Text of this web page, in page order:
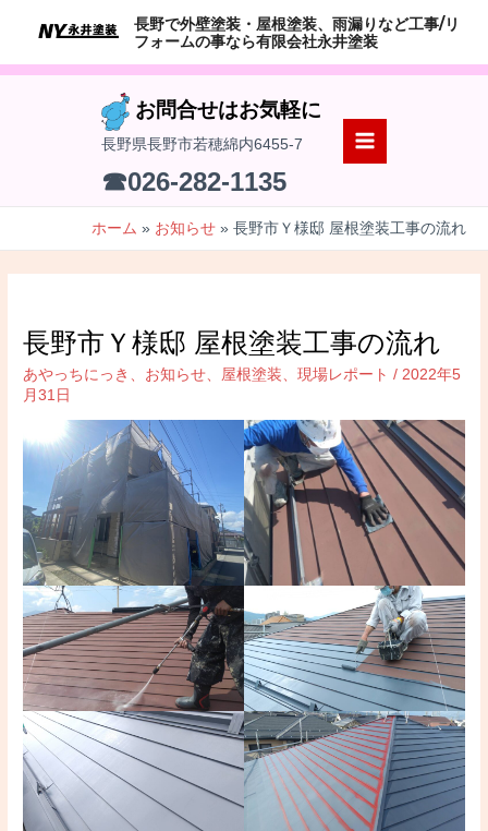
テ
長野で外壁塗装・屋根塗装、雨漏りなど工事/リ
フォームの事なら有限会社永井塗装
お問合せはお気軽に
長野県長野市若穂綿内6455-7
☎026-282-1135
MAIN
ホーム お知らせ 長野市Ｙ様邸 屋根塗装工事の流れ
長野市Ｙ様邸 屋根塗装工事の流れ
あやっちにっき お知らせ 屋根塗装 、現場レポート / 2022年5
月31日